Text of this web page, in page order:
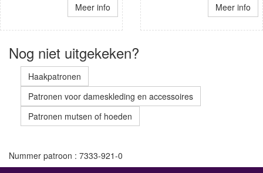
Meer info Meer info
Nog niet uitgekeken?
Haakpatronen
Patronen voor dameskleding en accessoires
Patronen mutsen of hoeden
Nummer patroon : 7333-921-0